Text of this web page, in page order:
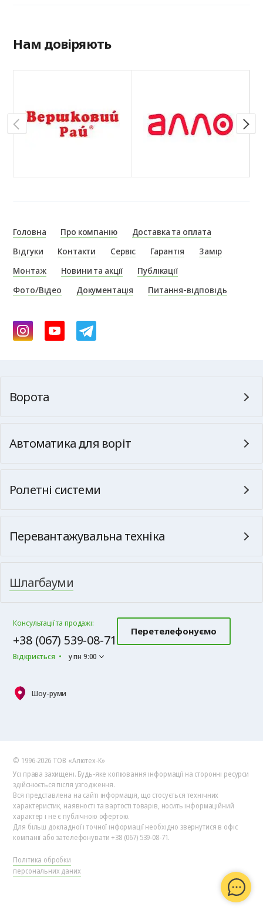
Нам довіряють
Головна Про компанію
Доставка та оплата
Відгуки
Контакти Сервіс Гарантія
Замір
Монтаж
Новини та акції
Публікації
Фото/Відео
Документація Питання-відповідь
Ворота
Автоматика для воріт
Ролетні системи
Перевантажувальна техніка
Шлагбауми
Консультації та продажі:
+38 (067) 539-08-71
Відкриється у пн 9:00
Перетелефонуємо
Шоу-руми
© 1996-2026 ТОВ «Алютех‑К»
Усі права захищені. Будь-яке копіювання інформації на сторонні ресурси
здійснюється після узгодження.
Вся представлена на сайті інформація, що стосується технічних
характеристик, наявності та вартості товарів, носить інформаційний
характер і не є публічною офертою.
Для більш докладної і точної інформації необхідно звернутися в офіс
компанії або зателефонувати +38 (067) 539-08-71.
Політика обробки
персональних даних